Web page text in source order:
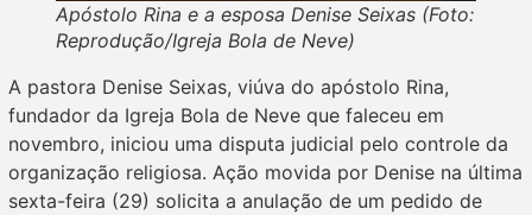
Apóstolo Rina e a esposa Denise Seixas (Foto:
Reprodução/Igreja Bola de Neve)
A pastora Denise Seixas, viúva do apóstolo Rina,
fundador da Igreja Bola de Neve que faleceu em
novembro, iniciou uma disputa judicial pelo controle da
organização religiosa. Ação movida por Denise na última
sexta-feira (29) solicita a anulação de um pedido de